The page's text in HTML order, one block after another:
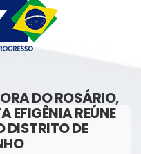
DO ROSÁRIO,
EFIGÊNIA REÚNE
DISTRITO DE